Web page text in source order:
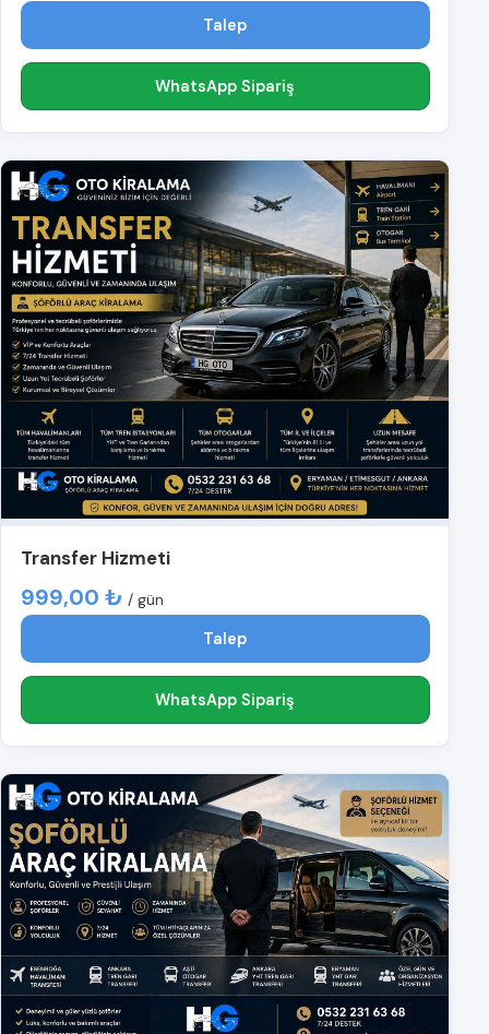
Talep
WhatsApp Sipariş
Transfer Hizmeti
999,00 ₺ / gün
Talep
WhatsApp Sipariş